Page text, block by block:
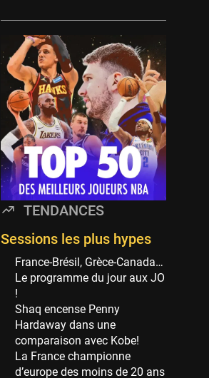
New York Knicks
114 sessions
Minnesota Timberwolves
114 sessions
Golden State Warriors
113 sessions
Denver Nuggets
106 sessions
WNBA
97 sessions
Philadelphia Sixers
89 sessions
Milwaukee Bucks
82 sessions
73 sessions
Oklahoma City Thunder
69 sessions
TENDANCES
Sessions les plus hypes
France-Brésil, Grèce-Canada…
Le programme du jour aux JO
!
Shaq encense Penny
Hardaway dans une
comparaison avec Kobe!
La France championne
d’europe des moins de 20 ans